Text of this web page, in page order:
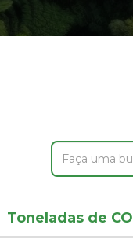
Toneladas de CO